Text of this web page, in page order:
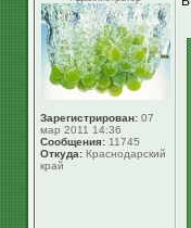
Зарегистрирован: 07
мар 2011 14:36
Сообщения: 11745
Откуда: Краснодарский
край